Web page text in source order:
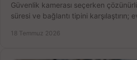
Güvenlik kamerası seçerken
süresi ve bağlantı tipini karşılaştırın;
18 Temmuz 2026